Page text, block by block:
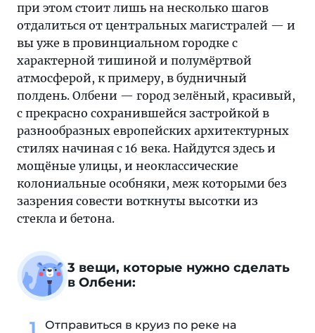
при этом стоит лишь на несколько шагов
отдалиться от центральных магистралей — и
вы уже в провинциальном городке с
характерной тишиной и полумёртвой
атмосферой, к примеру, в будничный
полдень. Олбени — город зелёный, красивый,
с прекрасно сохранившейся застройкой в
разнообразных европейских архитектурных
стилях начиная с 16 века. Найдутся здесь и
мощёные улицы, и неоклассические
колониальные особняки, меж которыми без
зазрения совести воткнуты высотки из
стекла и бетона.
3 вещи, которые нужно сделать
в Олбени:
Отправиться в круиз по реке на